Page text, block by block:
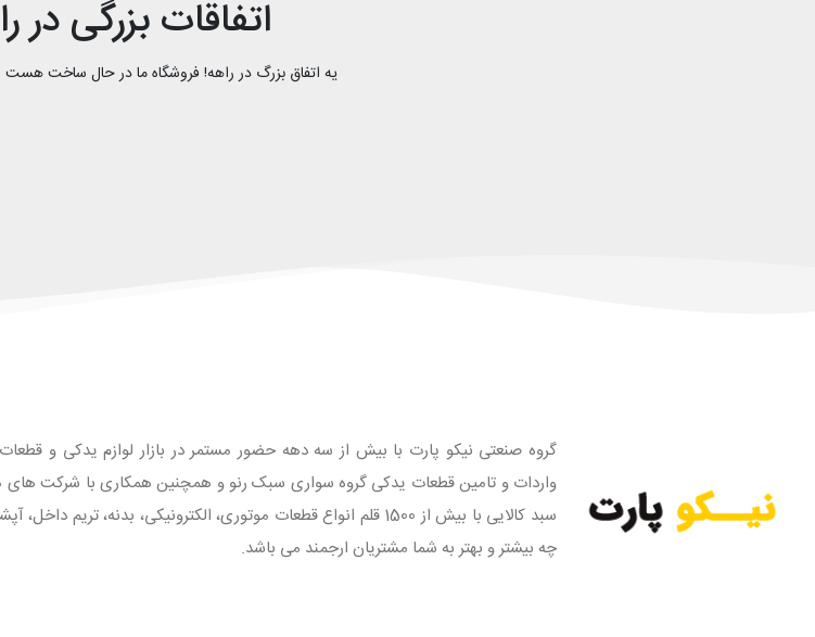
اتفاقات بزرگی در
یه اتفاق بزرگ در راهه! فروشگاه ما در حال ساخت هست
گروه صنعتی نیکو پارت با بیش از سه دهه حضور مستمر در بازار لوازم یدکی و قطعات
واردات و تامین قطعات یدکی گروه سواری سبک رنو و همچنین همکاری با شرکت های
سبد کالایی با بیش از 1500 قلم انواع قطعات موتوری، الکترونیکی،
چه بیشتر و بهتر به شما مشتریان ارجمند می باشد.